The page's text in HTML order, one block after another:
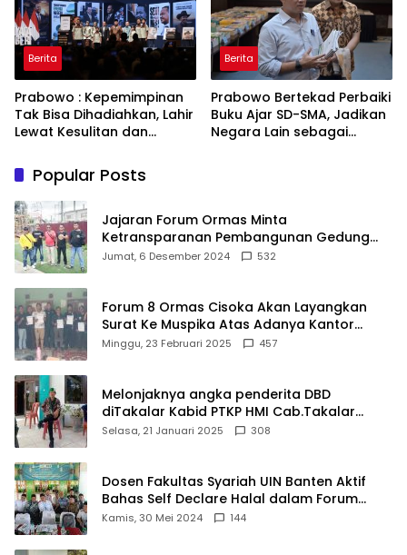
Berita
Prabowo : Kepemimpinan
Tak Bisa Dihadiahkan, Lahir
Lewat Kesulitan dan
Berita
Prabowo Bertekad Perbaiki
Buku Ajar SD-SMA, Jadikan
Negara Lain sebagai
Popular Posts
Jajaran Forum Ormas Minta
Ketransparanan Pembangunan Gedung
Damkar Di Kecamatan Cisoka
Jumat, 6 Desember 2024 532
Forum 8 Ormas Cisoka Akan Layangkan
Surat Ke Muspika Atas Adanya Kantor
Matel di Cisoka
Minggu, 23 Februari 2025 457
Melonjaknya angka penderita DBD
diTakalar Kabid PTKP HMI Cab.Takalar
angkat bicara
Selasa, 21 Januari 2025 308
Dosen Fakultas Syariah UIN Banten Aktif
Bahas Self Declare Halal dalam Forum
Ijtima Ulama MUI
Kamis, 30 Mei 2024 144